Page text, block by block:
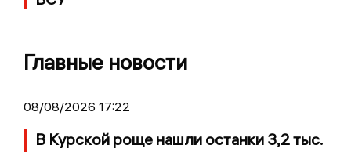
Главные новости
08/08/2026 17:22
В Курской роще нашли останки 3,2 тыс.